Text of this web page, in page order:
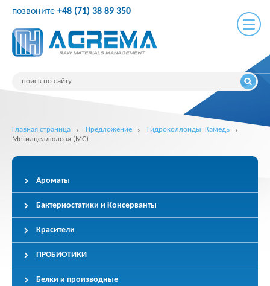
позвоните +48 (71) 38 89 350
Главная страница Предложение
Гидроколлоиды Камедь
Метилцеллюлоза (MC)
Ароматы
Бактериостатики и Консерванты
Красители
ПРОБИОТИКИ
Белки и производные